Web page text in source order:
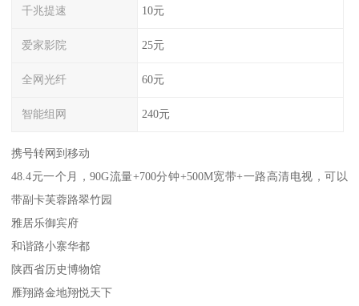
千兆提速 10元
爱家影院 25元
全网光纤 60元
智能组网 240元
携号转网到移动
48.4元一个月，90G流量+700分钟+500M宽带+一路高清电视，可以
带副卡芙蓉路翠竹园
雅居乐御宾府
和谐路小寨华都
陕西省历史博物馆
雁翔路金地翔悦天下